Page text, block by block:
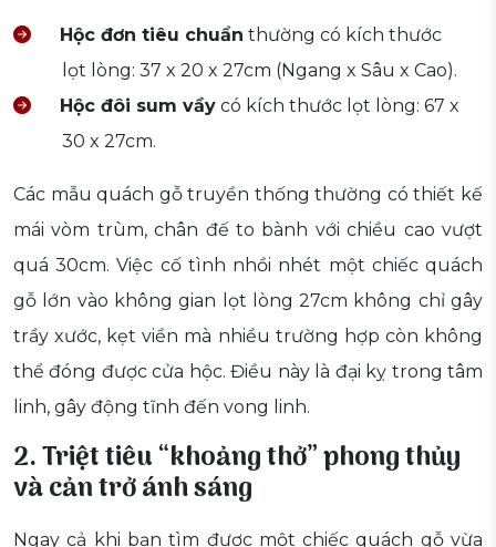
Hộc đơn tiêu chuẩn thường có kích thước
lọt lòng: 37 x 20 x 27cm (Ngang x Sâu x Cao).
Hộc đôi sum vầy có kích thước lọt lòng: 67 x
30 x 27cm.
Các mẫu quách gỗ truyền thống thường có thiết kế
mái vòm trùm, chân đế to bành với chiều cao vượt
quá 30cm. Việc cố tình nhồi nhét một chiếc quách
gỗ lớn vào không gian lọt lòng 27cm không chỉ gây
trầy xước, kẹt viền mà nhiều trường hợp còn không
thể đóng được cửa hộc. Điều này là đại kỵ trong tâm
linh, gây động tĩnh đến vong linh.
2. Triệt tiêu “khoảng thở” phong thủy
và cản trở ánh sáng
Ngay cả khi bạn tìm được một chiếc quách gỗ vừa